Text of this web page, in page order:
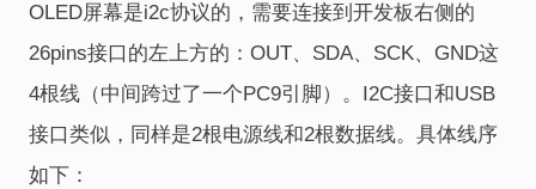
OLED屏幕是i2c协议的，需要连接到开发板右侧的
26pins接口的左上方的：OUT、SDA、SCK、GND这
4根线（中间跨过了一个PC9引脚）。I2C接口和USB
接口类似，同样是2根电源线和2根数据线。具体线序
如下：